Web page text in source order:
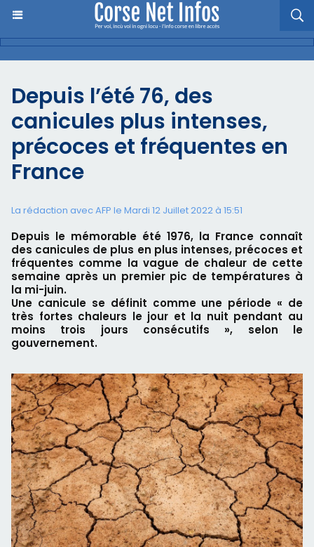
Depuis l’été 76, des
canicules plus intenses,
précoces et fréquentes en
France
La rédaction avec AFP le Mardi 12 Juillet 2022 à 15:51
Depuis le mémorable été 1976, la France connaît
des canicules de plus en plus intenses, précoces et
fréquentes comme la vague de chaleur de cette
semaine après un premier pic de températures à
la mi-juin.
Une canicule se définit comme une période « de
très fortes chaleurs le jour et la nuit pendant au
moins trois jours consécutifs », selon le
gouvernement.